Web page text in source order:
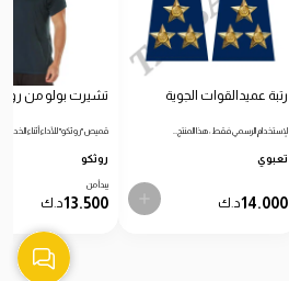
رتبة عميدالقوات الجوية
لإستخدام الرسمي فقط: هذا المنتج…
تعبوي
14.000د.ك
تشيرت بولو من
قميص "روثكو" للأداء أثناء الخدمة…
روثكو
يبدأ من
13.500د.ك